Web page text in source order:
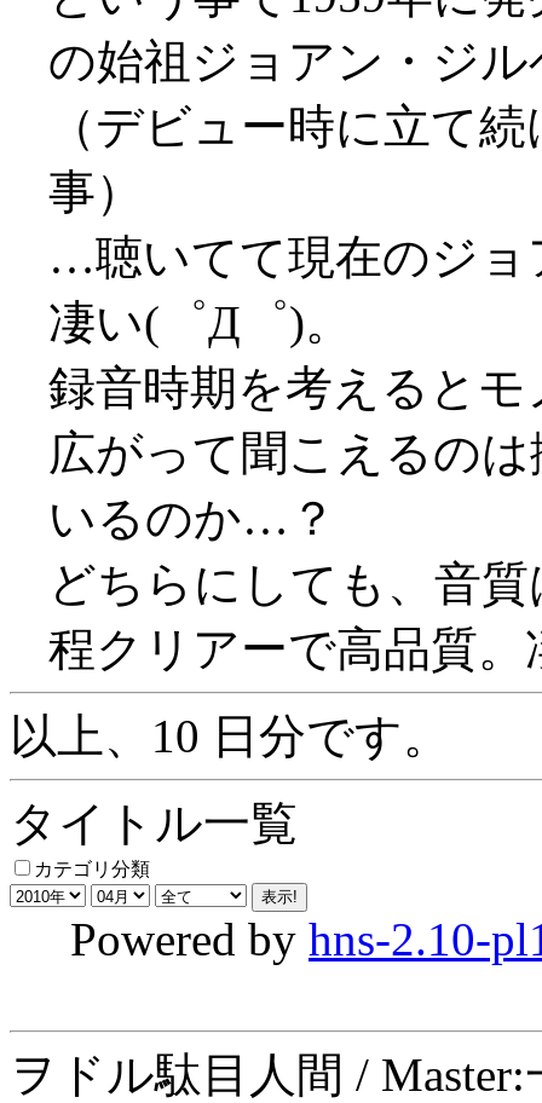
の始祖ジョアン・ジ
（デビュー時に立て
事）
…聴いてて現在のジョ
凄い(゜Д゜)。
録音時期を考えると
広がって聞こえるの
いるのか…？
どちらにしても、音
程クリアーで高品質。
以上、10 日分です。
タイトル一覧
カテゴリ分類
Powered by hns-2.10-
ヲドル駄目人間 /